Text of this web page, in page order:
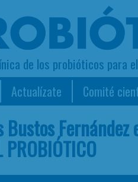
de los probióticos para
Actualízate Comité
Bustos Fernández